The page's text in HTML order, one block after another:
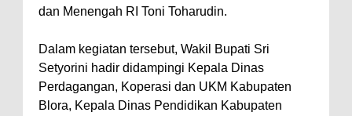
dan Menengah RI Toni Toharudin.
Dalam kegiatan tersebut, Wakil Bupati Sri
Setyorini hadir didampingi Kepala Dinas
Perdagangan, Koperasi dan UKM Kabupaten
Blora, Kepala Dinas Pendidikan Kabupaten